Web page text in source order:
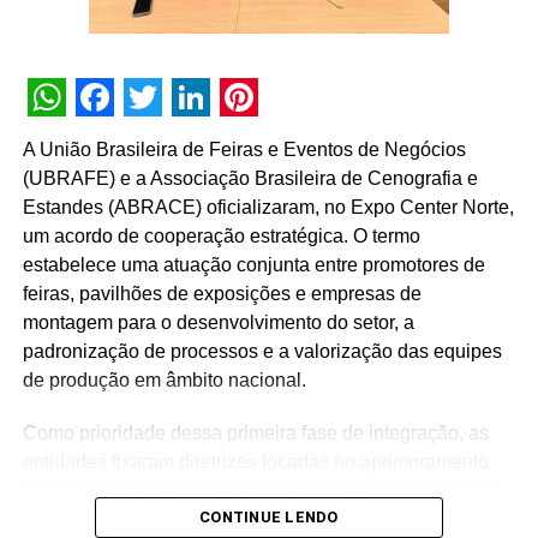
dentro das empresas. Com toda a mudança no ambiente
das pessoas buscarem a felicidade, as experiências
companhias passaram a adotar políticas capazes de
trabalhar a conquista de um ambiente de equilíbrio e
pronto para trabalhar a questão da saúde mental que
tanto tem afetado a vida das pessoas e como
consequência das empresas nos dias de hoje. Leia a
edição completa:
https://www.yumpu.com/pt/embed/view/
TÓPICOS RELACIONADOS: DESTAQUE
WhatsApp
Facebook
Twitter
LinkedIn
Pinterest
A União Brasileira de Feiras e Eventos de Negócios
(UBRAFE) e a Associação Brasileira de Cenografia e
Estandes (ABRACE) oficializaram, no Expo Center Norte,
um acordo de cooperação estratégica. O termo
estabelece uma atuação conjunta entre promotores de
feiras, pavilhões de exposições e empresas de
montagem para o desenvolvimento do setor, a
padronização de processos e a valorização das equipes
de produção em âmbito nacional.
Como prioridade dessa primeira fase de integração, as
de montagem e desmontagem das feiras. O plano prevê
CONTINUE LENDO